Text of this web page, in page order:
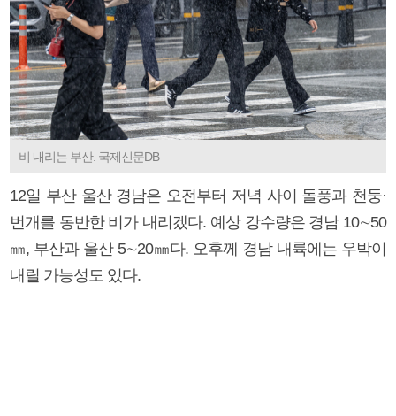
비 내리는 부산. 국제신문DB
12일 부산 울산 경남은 오전부터 저녁 사이 돌풍과 천둥·
번개를 동반한 비가 내리겠다. 예상 강수량은 경남 10∼50
㎜, 부산과 울산 5∼20㎜다. 오후께 경남 내륙에는 우박이
내릴 가능성도 있다.